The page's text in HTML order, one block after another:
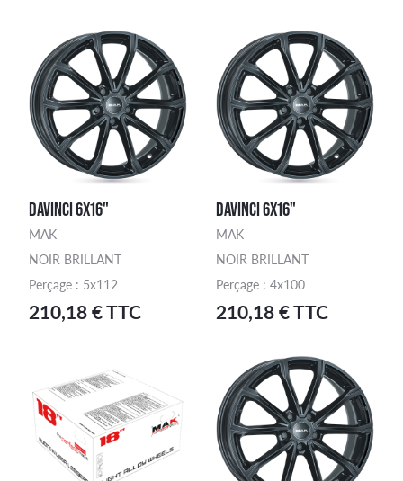
DAVINCI 6X16"
MAK
NOIR BRILLANT
Perçage : 5x112
210,18 € TTC
DAVINCI 6X16"
MAK
NOIR BRILLANT
Perçage : 4x100
210,18 € TTC